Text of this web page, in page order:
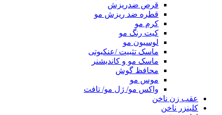
قرص ضدریزش
قطره ضد ریزش مو
کرم مو
کیت رنگ مو
لوسیون مو
ماسک تثبیت /عنکبوتی
ماسک مو و کاندیشنر
محافظ گوش
موس مو
واکس مو/ ژل مو/ تافت
عقب زن ناخن
کلینزر ناخن